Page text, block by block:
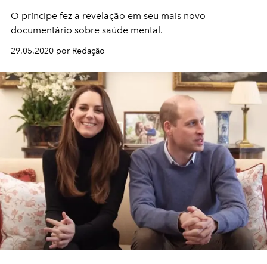
O príncipe fez a revelação em seu mais novo
documentário sobre saúde mental.
29.05.2020 por Redação